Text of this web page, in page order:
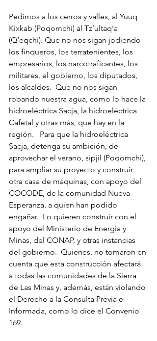
Pedimos a los cerros y valles, al Yuuq
Kixkab (Poqomchi) al Tz’ultaq’a
(Q’eqchi). Que no nos sigan jodiendo
los finqueros, los terratenientes, los
empresarios, los narcotraficantes, los
militares, el gobierno, los diputados,
los alcaldes.  Que no nos sigan
robando nuestra agua, como lo hace la
hidroeléctrica Sacja, la hidroeléctrica
Cafetal y otras más, que hay en la
región.   Para que la hidroeléctrica
Sacja, detenga su ambición, de
aprovechar el verano, sipjil (Poqomchi),
para ampliar su proyecto y construir
otra casa de máquinas, con apoyo del
COCODE, de la comunidad Nueva
Esperanza, a quien han podido
engañar.  Lo quieren construir con el
apoyo del Ministerio de Energía y
Minas, del CONAP, y otras instancias
del gobierno.  Quienes, no tomaron en
cuenta que esta construcción afectará
a todas las comunidades de la Sierra
de Las Minas y, además, están violando
el Derecho a la Consulta Previa e
Informada, como lo dice el Convenio
169.